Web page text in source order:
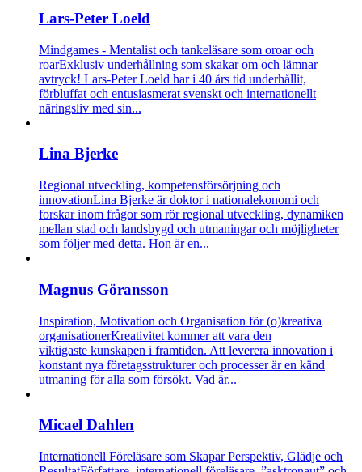
Lars-Peter Loeld
Mindgames - Mentalist och tankeläsare som oroar och
roarExklusiv underhållning som skakar om och lämnar
avtryck! Lars-Peter Loeld har i 40 års tid underhållit,
förbluffat och entusiasmerat svenskt och internationellt
näringsliv med sin...
Lina Bjerke
Regional utveckling, kompetensförsörjning och
innovationLina Bjerke är doktor i nationalekonomi och
forskar inom frågor som rör regional utveckling, dynamiken
mellan stad och landsbygd och utmaningar och möjligheter
som följer med detta. Hon är en...
Magnus Göransson
Inspiration, Motivation och Organisation för (o)kreativa
organisationerKreativitet kommer att vara den
viktigaste kunskapen i framtiden. Att leverera innovation i
konstant nya företagsstrukturer och processer är en känd
utmaning för alla som försökt. Vad är...
Micael Dahlen
Internationell Föreläsare som Skapar Perspektiv, Glädje och